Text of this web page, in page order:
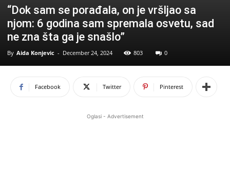
“Dok sam se porađala, on je vršljao sa
njom: 6 godina sam spremala osvetu, sad
ne zna šta ga je snašlo”
By Aida Konjevic - December 24, 2024 803 0
Facebook Twitter Pinterest
Oglasi - Advertisement